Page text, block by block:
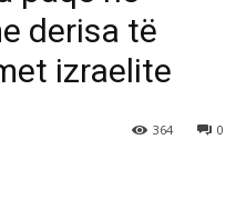
derisa të
izraelite
0
364